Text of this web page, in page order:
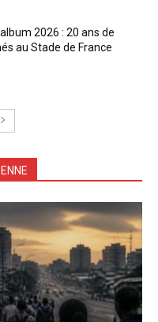
2026 : 20 ans de
au Stade de France